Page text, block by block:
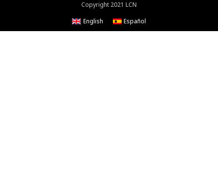
Copyright 2021 LCN
English
Español